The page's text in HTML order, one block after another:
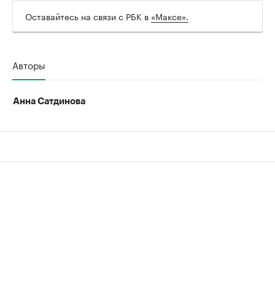
Оставайтесь на связи с РБК в «Максе».
Авторы
Анна Сатдинова